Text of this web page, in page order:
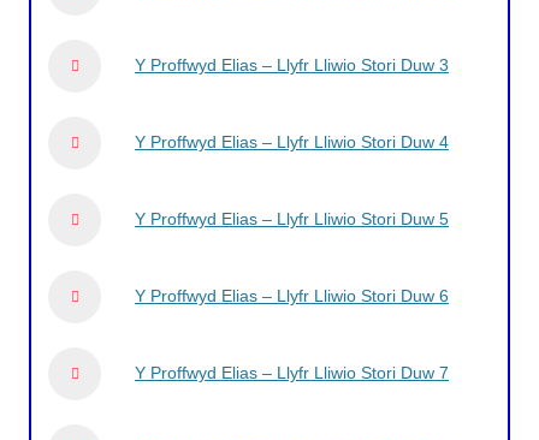
Y Proffwyd Elias – Llyfr Lliwio Stori Duw 3
Y Proffwyd Elias – Llyfr Lliwio Stori Duw 4
Y Proffwyd Elias – Llyfr Lliwio Stori Duw 5
Y Proffwyd Elias – Llyfr Lliwio Stori Duw 6
Y Proffwyd Elias – Llyfr Lliwio Stori Duw 7